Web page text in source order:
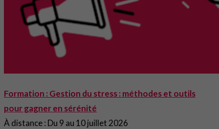
Formation : Gestion du stress : méthodes et outils
pour gagner en sérénité
À distance : Du 9 au 10 juillet 2026